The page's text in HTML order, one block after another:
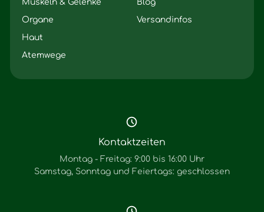
Muskeln & Gelenke
Organe
Haut
Atemwege
Blog
Versandinfos
Kontaktzeiten
Montag - Freitag: 9:00 bis 16:00 Uhr
Samstag, Sonntag und Feiertags: geschlossen